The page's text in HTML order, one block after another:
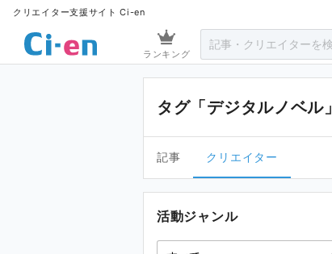
クリエイター支援サイト Ci-en
ランキング
タグ「デジタルノベル」
記事 クリエイター
活動ジャンル